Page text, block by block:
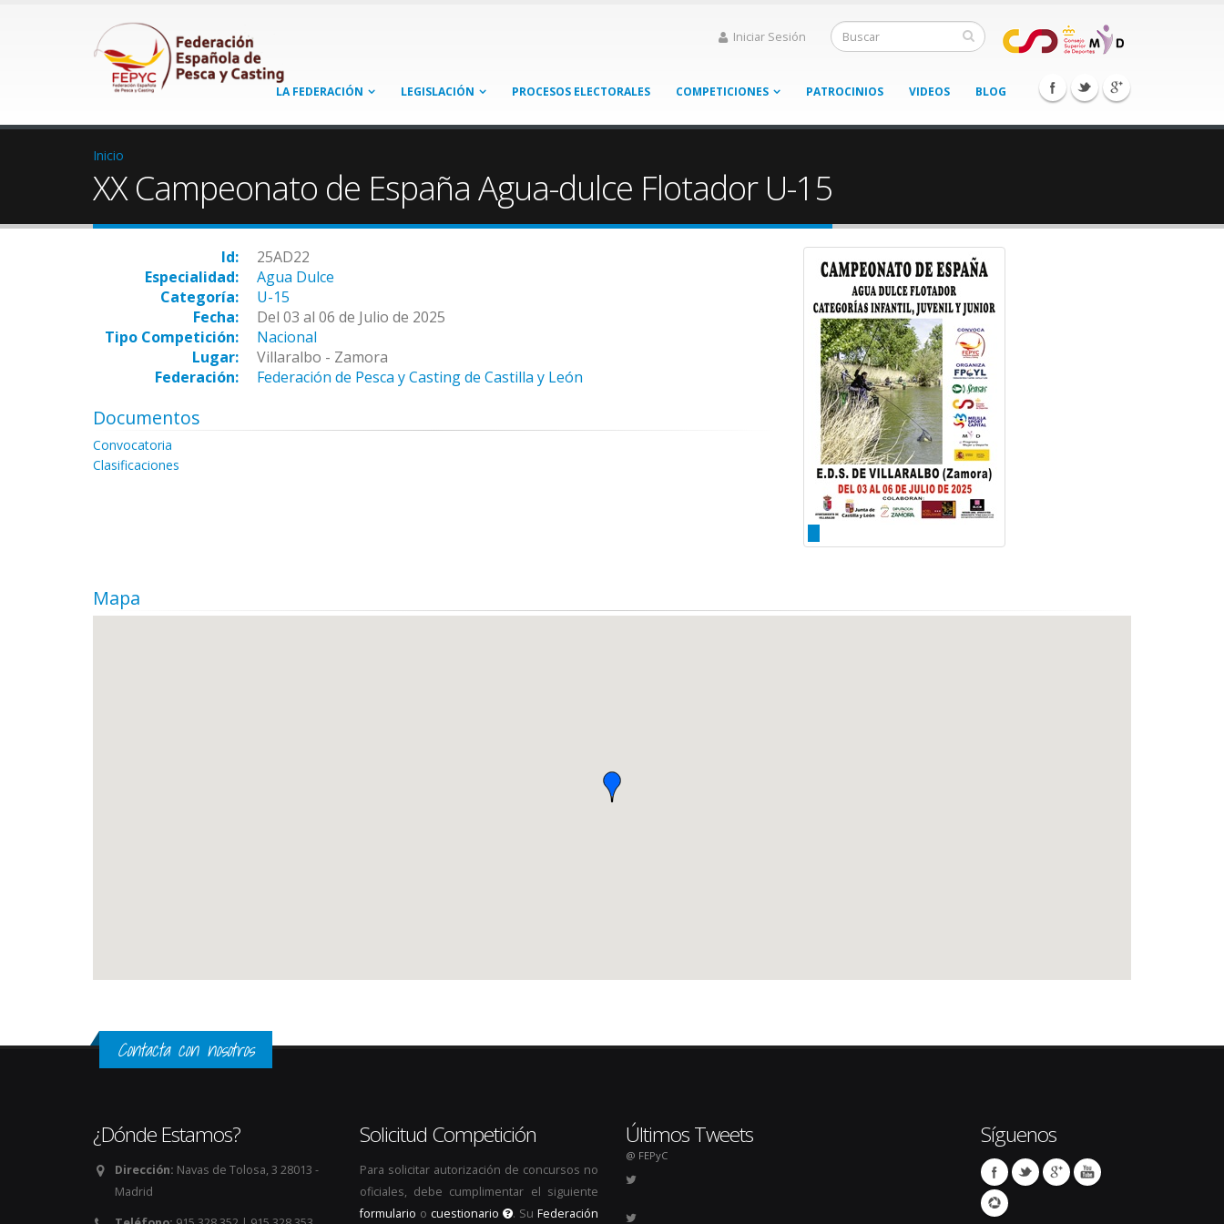
Iniciar Sesión
LA FEDERACIÓN LEGISLACIÓN PROCESOS ELECTORALES COMPETICIONES PATROCINIOS VIDEOS BLOG
Inicio
XX Campeonato de España Agua-dulce Flotador U-15
Id:
25AD22
Especialidad:
Agua Dulce
Categoría:
U-15
Fecha:
Del 03 al 06 de Julio de 2025
Tipo Competición:
Nacional
Lugar:
Villaralbo - Zamora
Federación:
Federación de Pesca y Casting de Castilla y León
Documentos
Convocatoria
Clasificaciones
Mapa
Contacta con nosotros
¿Dónde Estamos?
Dirección: Navas de Tolosa, 3 28013 -
Madrid
Solicitud Competición
Para solicitar autorización de concursos no
oficiales, debe cumplimentar el siguiente
formulario o cuestionario . SuFederación
Últimos Tweets
@ FEPyC
Síguenos